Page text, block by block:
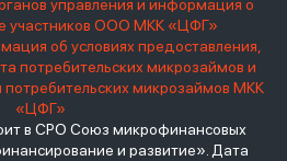
управления и информация о
участников ООО МКК «ЦФГ»
об условиях предоставления,
потребительских микрозаймов и
потребительских микрозаймов МКК
«ЦФГ»
в СРО Союз микрофинансовых
и развитие». Дата